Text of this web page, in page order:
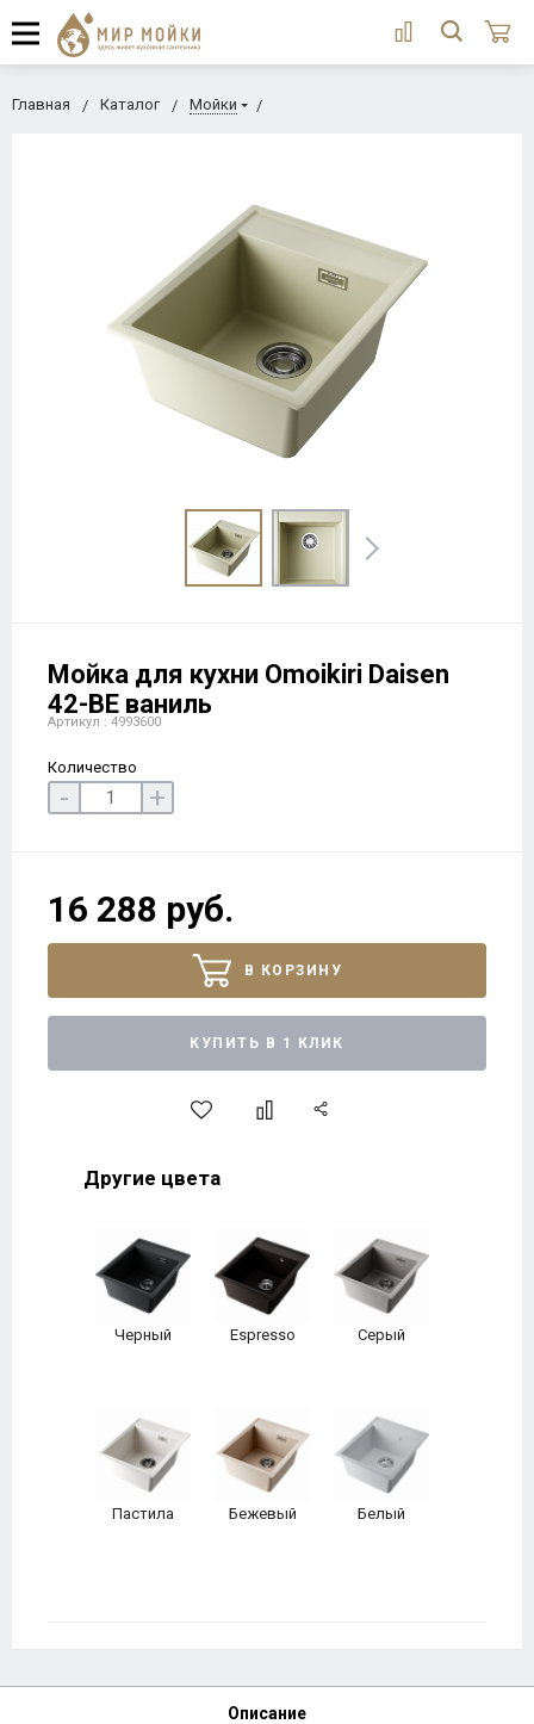
Главная Каталог Мойки
Мойка для кухни Omoikiri Daisen
42-BE ваниль
Артикул : 4993600
Количество
- +
16 288 руб.
В КОРЗИНУ
КУПИТЬ В 1 КЛИК
Другие цвета
Черный Espresso Серый
Пастила Бежевый Белый
Описание